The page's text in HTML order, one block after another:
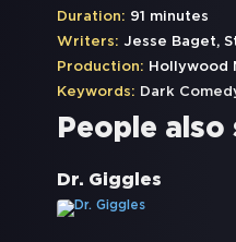
Duration: 91 minutes
Writers: Jesse Baget,
Production: Hollywood
Keywords: Dark
People
Dr. Giggles